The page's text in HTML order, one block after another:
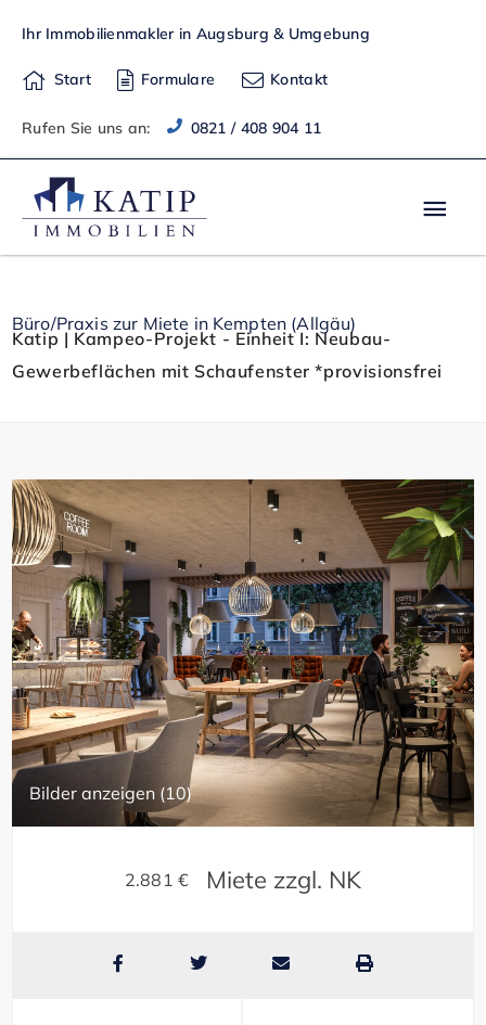
springen
Ihr Immobilienmakler in Augsburg & Umgebung
Rufen Sie uns an: 0821 / 408 904 11
Start Formulare Kontakt
Büro/Praxis zur Miete in Kempten (Allgäu)
Katip | Kampeo-Projekt - Einheit I: Neubau-
Gewerbeflächen mit Schaufenster *provisionsfrei
Bilder anzeigen (10)
2.881 € Miete zzgl. NK